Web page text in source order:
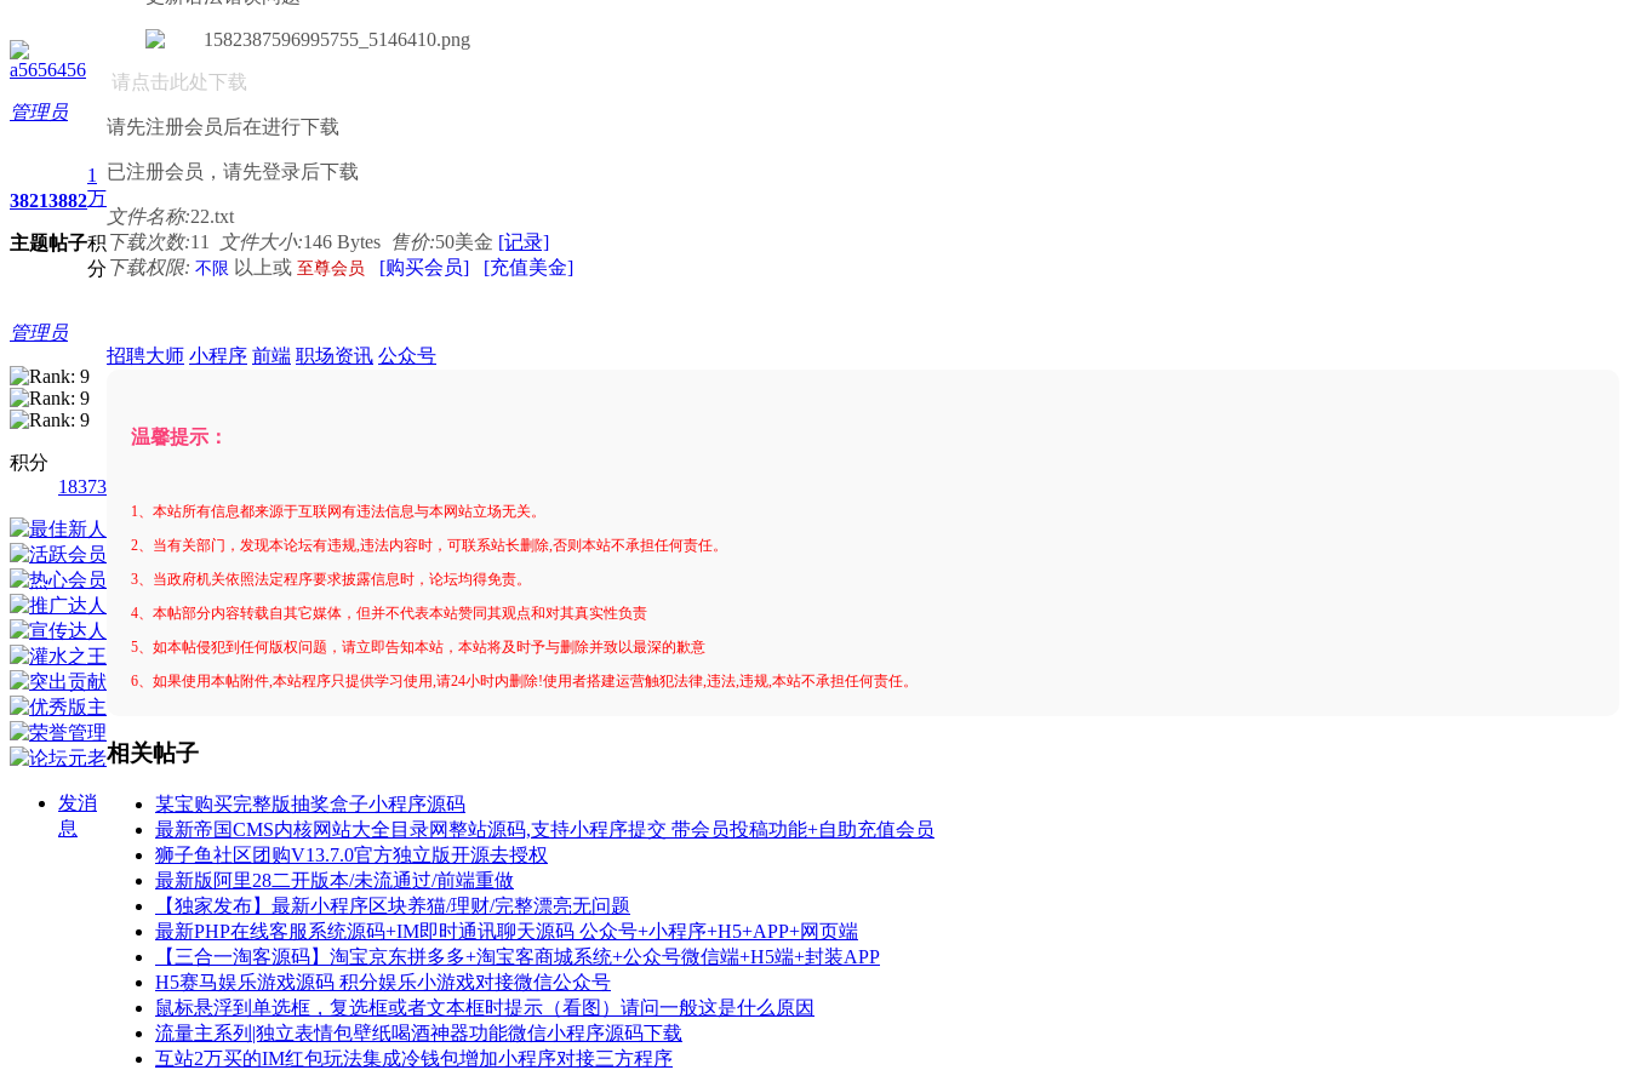
a5656456
管理员
3821
主题
3882
帖子
1
万
积
分
管理员
积分
18373
发消
息
请点击此处下载
请先注册会员后在进行下载
已注册会员，请先登录后下载
文件名称:22.txt
下载次数:11 文件大小:146 Bytes 售价:50美金 [记录]
下载权限: 不限 以上或 至尊会员 [购买会员] [充值美金]
招聘大师 小程序 前端 职场资讯 公众号
温馨提示：
1、本站所有信息都来源于互联网有违法信息与本网站立场无关。
2、当有关部门，发现本论坛有违规,违法内容时，可联系站长删除,否则本站不承担任何责任。
3、当政府机关依照法定程序要求披露信息时，论坛均得免责。
4、本帖部分内容转载自其它媒体，但并不代表本站赞同其观点和对其真实性负责
5、如本帖侵犯到任何版权问题，请立即告知本站，本站将及时予与删除并致以最深的歉意
6、如果使用本帖附件,本站程序只提供学习使用,请24小时内删除!使用者搭建运营触犯法律,违法,违规,本站不承担任何责任。
相关帖子
某宝购买完整版抽奖盒子小程序源码
最新帝国CMS内核网站大全目录网整站源码,支持小程序提交 带会员投稿功能+自助充值会员
狮子鱼社区团购V13.7.0官方独立版开源去授权
最新版阿里28二开版本/未流通过/前端重做
【独家发布】最新小程序区块养猫/理财/完整漂亮无问题
最新PHP在线客服系统源码+IM即时通讯聊天源码 公众号+小程序+H5+APP+网页端
【三合一淘客源码】淘宝京东拼多多+淘宝客商城系统+公众号微信端+H5端+封装APP
H5赛马娱乐游戏源码 积分娱乐小游戏对接微信公众号
鼠标悬浮到单选框，复选框或者文本框时提示（看图）请问一般这是什么原因
流量主系列|独立表情包壁纸喝酒神器功能微信小程序源码下载
互站2万买的IM红包玩法集成冷钱包增加小程序对接三方程序